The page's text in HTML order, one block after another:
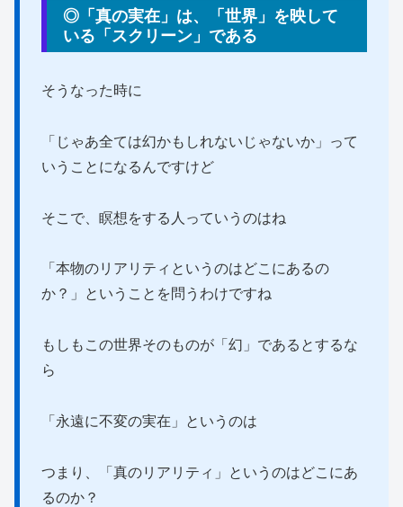
◎「真の実在」は、「世界」を映して
いる「スクリーン」である
そうなった時に
「じゃあ全ては幻かもしれないじゃないか」って
いうことになるんですけど
そこで、瞑想をする人っていうのはね
「本物のリアリティというのはどこにあるの
か？」ということを問うわけですね
もしもこの世界そのものが「幻」であるとするな
ら
「永遠に不変の実在」というのは
つまり、「真のリアリティ」というのはどこにあ
るのか？